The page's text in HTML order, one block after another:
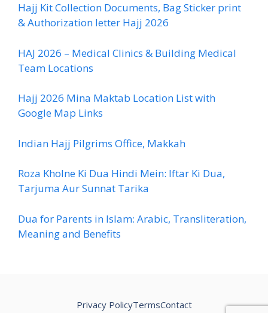
Hajj Kit Collection Documents, Bag Sticker print
& Authorization letter Hajj 2026
HAJ 2026 – Medical Clinics & Building Medical
Team Locations
Hajj 2026 Mina Maktab Location List with
Google Map Links
Indian Hajj Pilgrims Office, Makkah
Roza Kholne Ki Dua Hindi Mein: Iftar Ki Dua,
Tarjuma Aur Sunnat Tarika
Dua for Parents in Islam: Arabic, Transliteration,
Meaning and Benefits
Privacy PolicyTermsContact